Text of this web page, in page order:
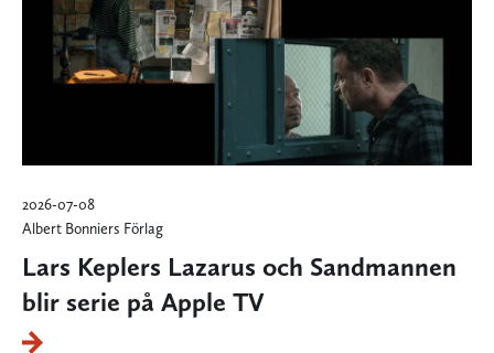
2026-07-08
Albert Bonniers Förlag
Lars Keplers Lazarus och Sandmannen
blir serie på Apple TV